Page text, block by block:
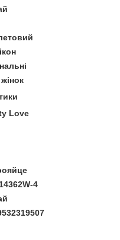
Love
4